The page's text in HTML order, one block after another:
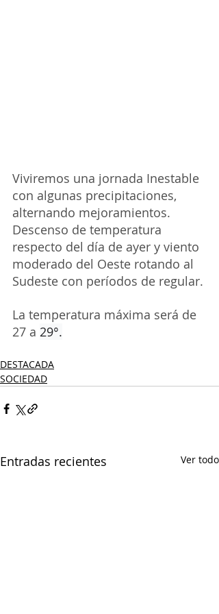
Viviremos una jornada Inestable
con algunas precipitaciones,
alternando mejoramientos.
Descenso de temperatura
respecto del día de ayer y viento
moderado del Oeste rotando al
Sudeste con períodos de regular.
La temperatura máxima será de
27 a 29°.
DESTACADA
SOCIEDAD
Entradas recientes Ver todo